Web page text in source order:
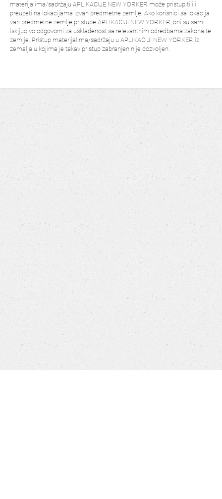
materijalima/sadržaju APLIKACIJE NEW YORKER može pristupiti ili
preuzeti na lokacijama izvan predmetne zemlje. Ako korisnici sa lokacija
van predmetne zemlje pristupe APLIKACIJI NEW YORKER, oni su sami
isključivo odgovorni za usklađenost sa relevantnim odredbama zakona te
zemlje. Pristup materijalima/sadržaju u APLIKACIJI NEW YORKER iz
zemalja u kojima je takav pristup zabranjen nije dozvoljen.